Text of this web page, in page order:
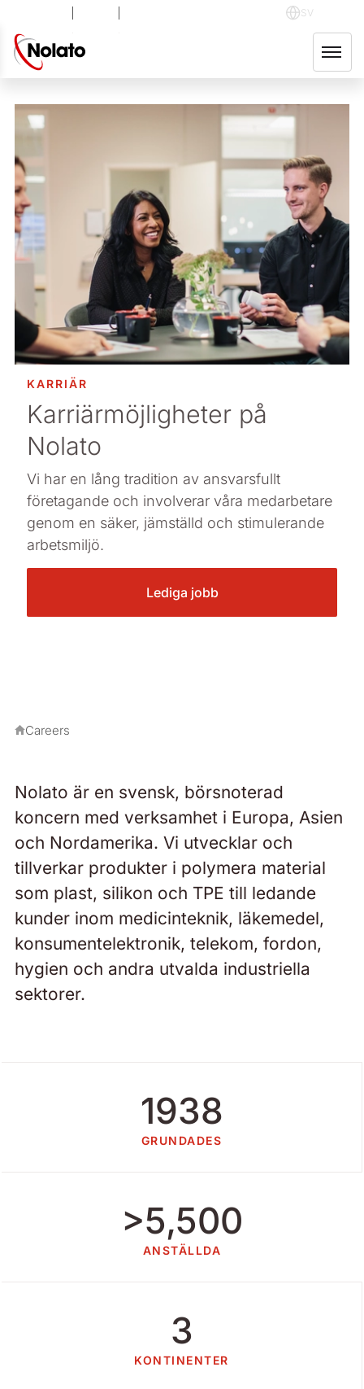
TILLBAKA
at Nolato
positions
stories
group companies
SV
Svenska
Polski
中文
Magyar
Español
KARRIÄR
Karriärmöjligheter på
Nolato
Vi har en lång tradition av ansvarsfullt
företagande och involverar våra medarbetare
genom en säker, jämställd och stimulerande
arbetsmiljö.
Lediga jobb
Careers
Nolato är en svensk, börsnoterad
koncern med verksamhet i Europa, Asien
och Nordamerika. Vi utvecklar och
tillverkar produkter i polymera material
som plast, silikon och TPE till ledande
kunder inom medicinteknik, läkemedel,
konsumentelektronik, telekom, fordon,
hygien och andra utvalda industriella
sektorer.
1938
GRUNDADES
>5,500
ANSTÄLLDA
3
KONTINENTER